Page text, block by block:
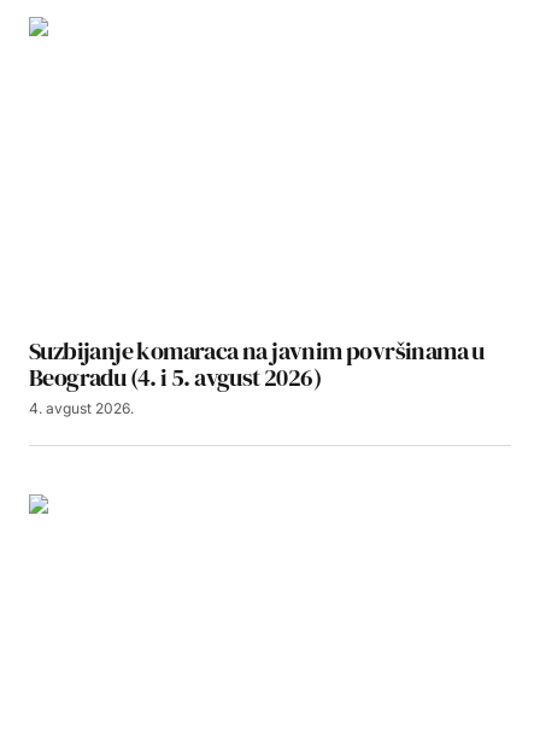
Suzbijanje komaraca na javnim površinama u
Beogradu (4. i 5. avgust 2026)
4. avgust 2026.